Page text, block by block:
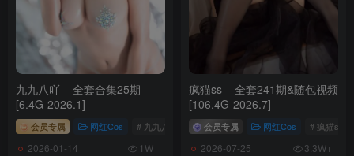
九九八吖 – 全套合集25期
[6.4G-2026.1]
会员专属 网红Cos # 九九八吖
2026-01-14 1W+
疯猫ss – 全套241期&随包视频
[106.4G-2026.7]
会员专属 网红Cos # 疯猫ss
2026-07-25 3.3W+